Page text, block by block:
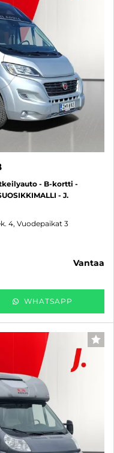
- B-kortti -
- J.
4, Vuodepaikat 3
vantaa
WHATSAPP